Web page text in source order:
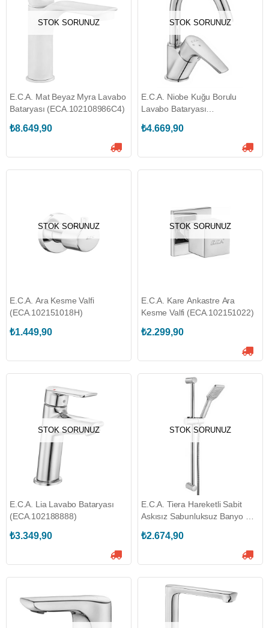
STOK SORUNUZ
E.C.A. Mat Beyaz Myra Lavabo
Bataryası (ECA.102108986C4)
₺8.649,90
STOK SORUNUZ
E.C.A. Niobe Kuğu Borulu
Lavabo Bataryası
₺4.669,90
STOK SORUNUZ
E.C.A. Ara Kesme Valfi
(ECA.102151018H)
₺1.449,90
STOK SORUNUZ
E.C.A. Kare Ankastre Ara
Kesme Valfi (ECA.102151022)
₺2.299,90
STOK SORUNUZ
E.C.A. Lia Lavabo Bataryası
(ECA.102188888)
₺3.349,90
STOK SORUNUZ
E.C.A. Tiera Hareketli Sabit
Askısız Sabunluksuz Banyo Üst
(ECA.102146075)
₺2.674,90